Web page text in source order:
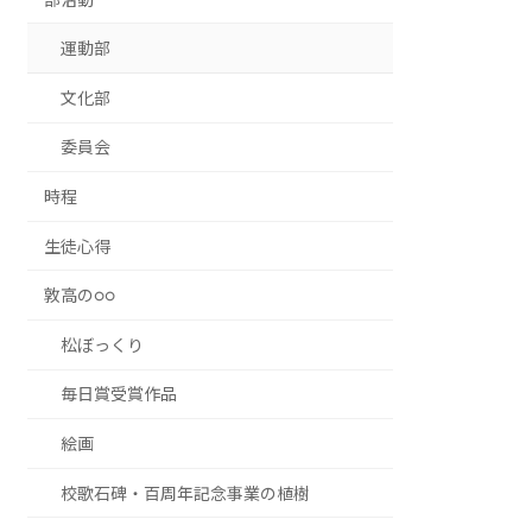
運動部
文化部
委員会
時程
生徒心得
敦高の○○
松ぼっくり
毎日賞受賞作品
絵画
校歌石碑・百周年記念事業の植樹